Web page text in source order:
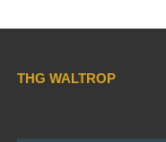
THG WALTROP